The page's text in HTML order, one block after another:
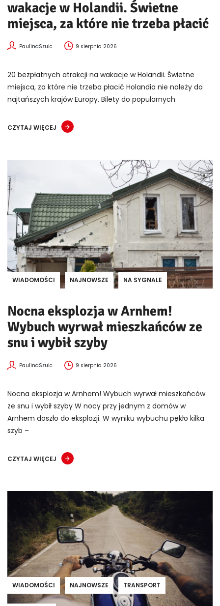
wakacje w Holandii. Świetne
miejsca, za które nie trzeba płacić
PaulinaSzulc 9 sierpnia 2026
20 bezpłatnych atrakcji na wakacje w Holandii. Świetne
miejsca, za które nie trzeba płacić Holandia nie należy do
najtańszych krajów Europy. Bilety do popularnych
CZYTAJ WIĘCEJ
WIADOMOŚCI NAJNOWSZE NA SYGNALE
Nocna eksplozja w Arnhem!
Wybuch wyrwał mieszkańców ze
snu i wybił szyby
PaulinaSzulc 9 sierpnia 2026
Nocna eksplozja w Arnhem! Wybuch wyrwał mieszkańców
ze snu i wybił szyby W nocy przy jednym z domów w
Arnhem doszło do eksplozji. W wyniku wybuchu pękło kilka
szyb –
CZYTAJ WIĘCEJ
WIADOMOŚCI NAJNOWSZE TRANSPORT